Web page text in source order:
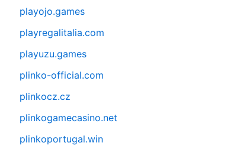
playojo.games
playregalitalia.com
playuzu.games
plinko-official.com
plinkocz.cz
plinkogamecasino.net
plinkoportugal.win